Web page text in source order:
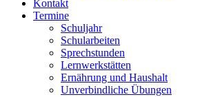
Kontakt
Termine
Schuljahr
Schularbeiten
Sprechstunden
Lernwerkstätten
Ernährung und Haushalt
Unverbindliche Übungen